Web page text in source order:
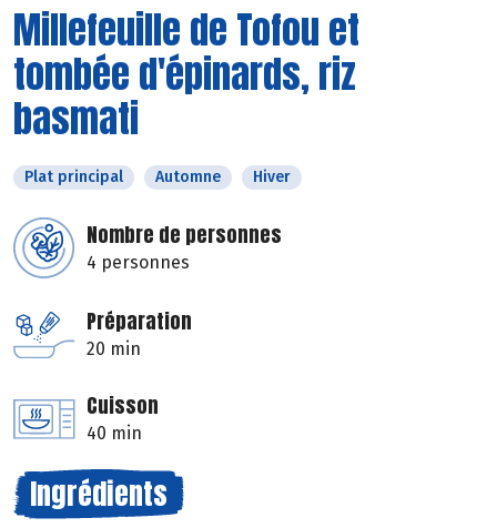
Millefeuille de Tofou et
tombée d'épinards, riz
basmati
Plat principal Automne Hiver
Nombre de personnes
4 personnes
Préparation
20 min
Cuisson
40 min
Ingrédients